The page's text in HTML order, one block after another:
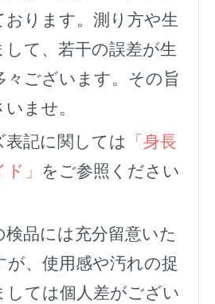
おります。測り方や生
て、若干の誤差が生
々ございます。その旨
ませ。
記に関しては
「身長
」 をご参照ください
検品には充分留意いた
が、使用感や汚れの捉
しては個人差がござい